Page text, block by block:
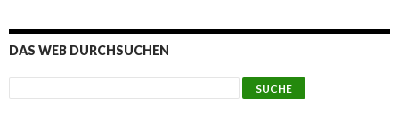
DAS WEB DURCHSUCHEN